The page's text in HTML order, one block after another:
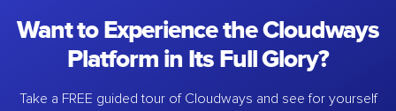
Want to Experience the Cloudways
Platform in Its Full Glory?
Take a FREE guided tour of Cloudways and see for yourself